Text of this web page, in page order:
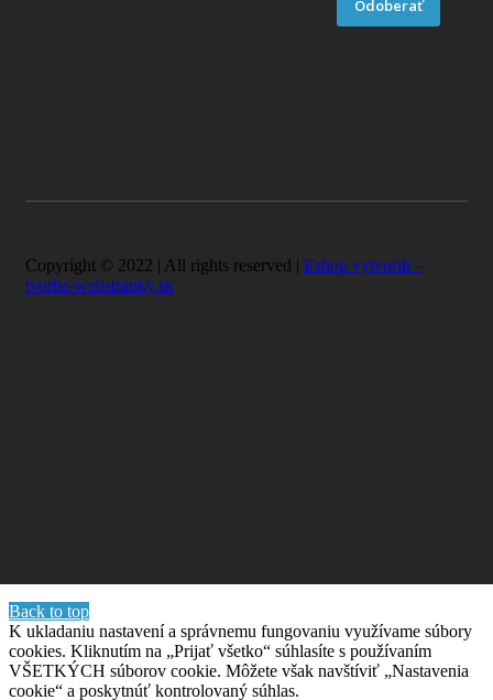
Odoberať
Copyright © 2022 | All rights reserved | Eshop vytvorili –
tvorba-webstranky.sk
Back to top
K ukladaniu nastavení a správnemu fungovaniu využívame súbory
cookies. Kliknutím na „Prijať všetko“ súhlasíte s používaním
VŠETKÝCH súborov cookie. Môžete však navštíviť „Nastavenia
cookie“ a poskytnúť kontrolovaný súhlas.